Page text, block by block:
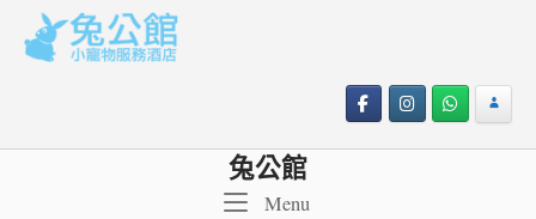
content
兔公館
MenuMenu